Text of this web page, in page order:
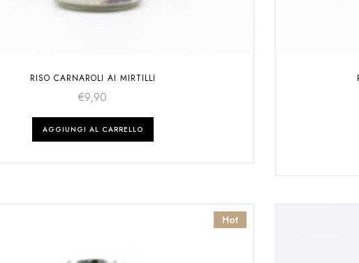
RISO CARNAROLI AI MIRTILLI
€9,90
AGGIUNGI AL CARRELLO
Hot